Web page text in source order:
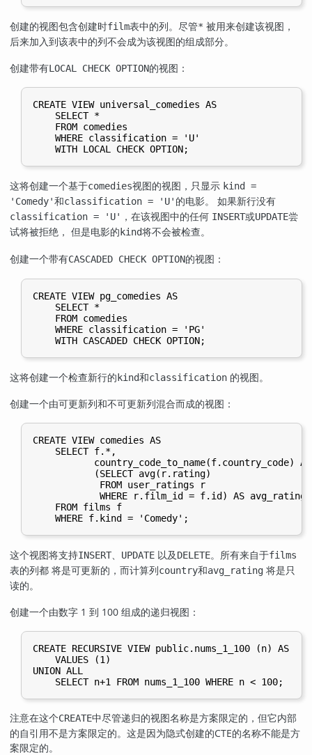
创建的视图包含创建时film表中的列。尽管* 被用来创建该视图，
后来加入到该表中的列不会成为该视图的组成部分。
创建带有LOCAL CHECK OPTION的视图：
CREATE VIEW universal_comedies AS
    SELECT *
    FROM comedies
    WHERE classification = 'U'
这将创建一个基于comedies视图的视图，只显示 kind =
'Comedy'和classification = 'U' 的电影。 如果新行没有
classification = 'U' ，在该视图中的任何 INSERT或UPDATE尝
试将被拒绝， 但是电影的 kind将不会被检查。
创建一个带有CASCADED CHECK OPTION的视图：
CREATE VIEW pg_comedies AS
    SELECT *
    FROM comedies
    WHERE classification = 'PG'
这将创建一个检查新行的kind和classification 的视图。
创建一个由可更新列和不可更新列混合而成的视图：
CREATE VIEW comedies AS
    SELECT f.*,
country_code_to_name(f.country_code)
           (SELECT avg(r.rating)
            FROM user_ratings r
            WHERE r.film_id = f.id) AS avg_rating
    FROM films f
这个视图将支持INSERT、 UPDATE 以及DELETE。所有来自于films
表的列都 将是可更新的，而计算列country和avg_rating 将是只
读的。
创建一个由数字 1 到 100 组成的递归视图：
CREATE RECURSIVE VIEW public.nums_1_100 (n) AS
    VALUES (1)
UNION ALL
注意在这个CREATE中尽管递归的视图名称是方案限定的，但它内部
的自引用不是方案限定的。这是因为隐式创建的CTE的名称不能是方
案限定的。